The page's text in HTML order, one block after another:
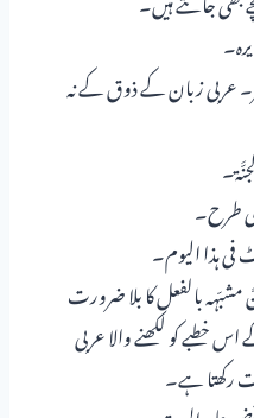
عربی زبان کے ذوق کے نہ
طرح۔
بالفعل کا بلا ضرورت
کو لکھنے والا عربی
رکھتا ہے۔